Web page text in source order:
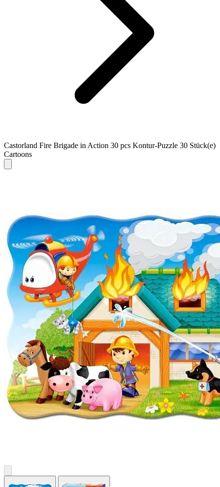
Castorland Fire Brigade in Action 30 pcs Kontur-Puzzle 30 Stück(e)
Cartoons